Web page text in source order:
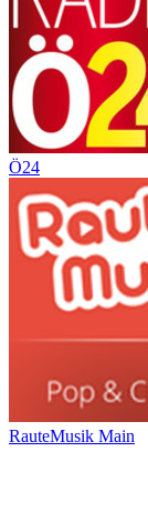
Ö24
RauteMusik Main